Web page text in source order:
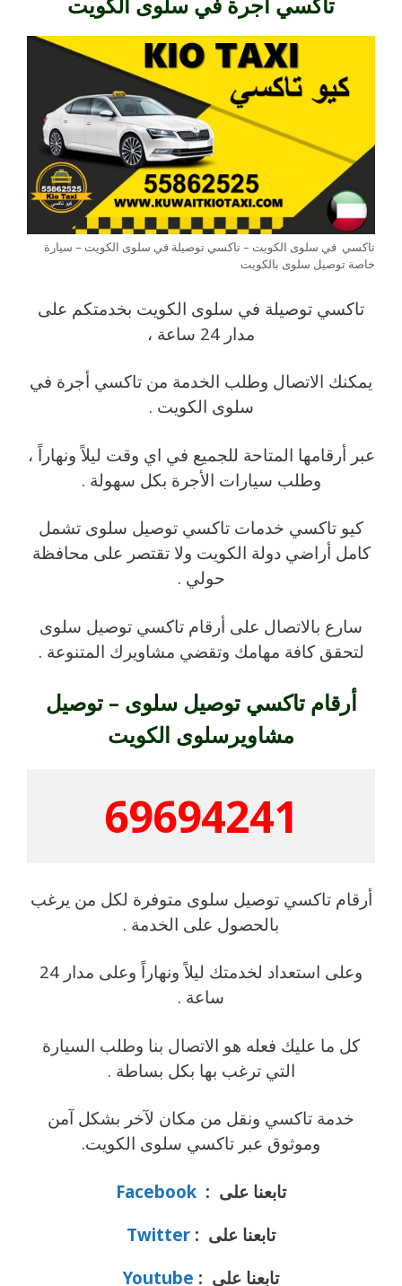
تاكسي في سلوى الكويت – تاكسي توصيلة في سلوى الكويت – سيارة
خاصة توصيل سلوى بالكويت
تاكسي توصيلة في سلوى الكويت بخدمتكم على
مدار 24 ساعة ،
يمكنك الاتصال وطلب الخدمة من تاكسي أجرة في
سلوى الكويت .
عبر أرقامها المتاحة للجميع في اي وقت ليلاً ونهاراً ،
وطلب سيارات الأجرة بكل سهولة .
كيو تاكسي خدمات تاكسي توصيل سلوى تشمل
كامل أراضي دولة الكويت ولا تقتصر على محافظة
حولي .
سارع بالاتصال على أرقام تاكسي توصيل سلوى
لتحقق كافة مهامك وتقضي مشاويرك المتنوعة .
أرقام تاكسي توصيل سلوى – توصيل
مشاويرسلوى الكويت
69694241
أرقام تاكسي توصيل سلوى متوفرة لكل من يرغب
بالحصول على الخدمة .
وعلى استعداد لخدمتك ليلاً ونهاراً وعلى مدار 24
ساعة .
كل ما عليك فعله هو الاتصال بنا وطلب السيارة
التي ترغب بها بكل بساطة .
خدمة تاكسي ونقل من مكان لآخر بشكل آمن
وموثوق عبر تاكسي سلوى الكويت.
تابعنا على : Facebook
تابعنا على : Twitter
تابعنا على : Youtube